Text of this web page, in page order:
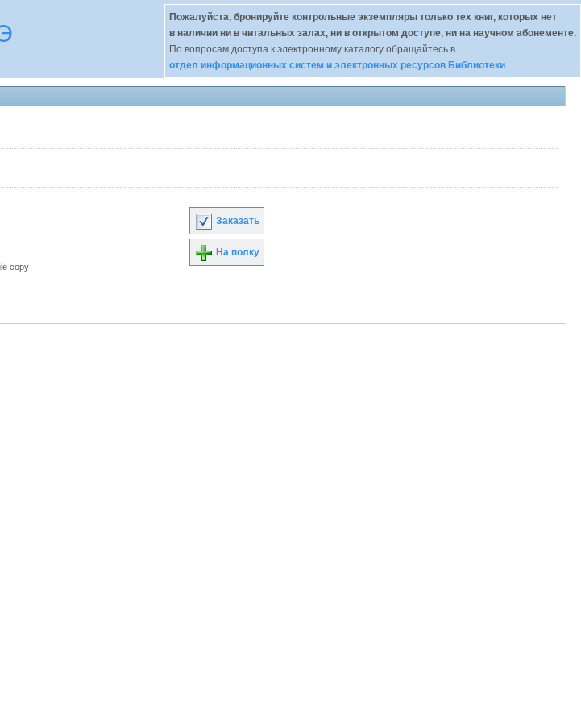
Пожалуйста, бронируйте контрольные экземпляры только тех книг, которых нет
в наличии ни в читальных залах, ни в открытом доступе, ни на научном абонементе.
По вопросам доступа к электронному каталогу обращайтесь в
отдел информационных систем и электронных ресурсов Библиотеки
copy
Заказать
На полку